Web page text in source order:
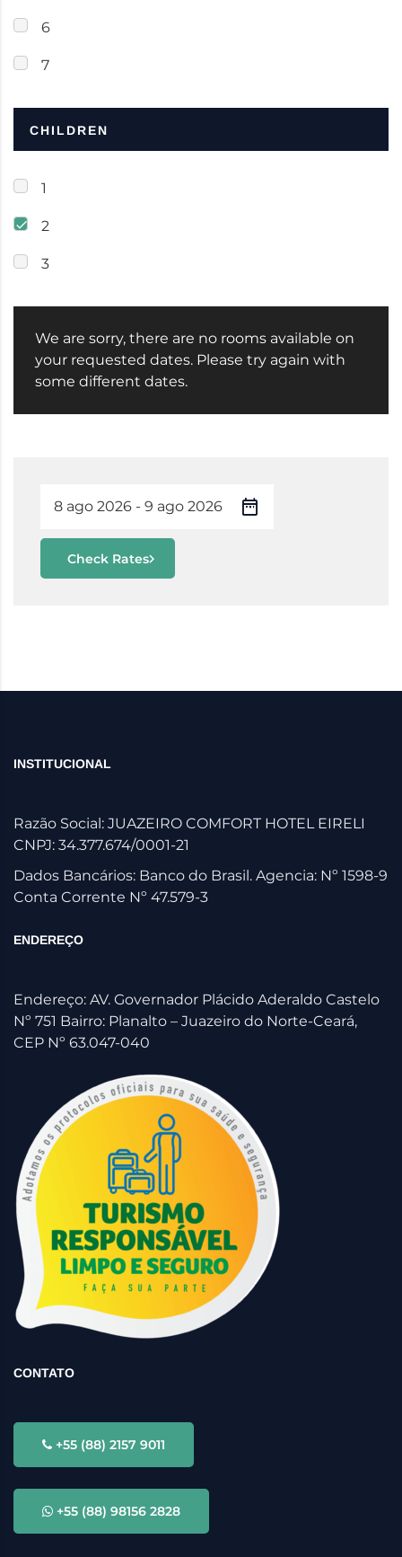
6
7
CHILDREN
1
2
3
We are sorry, there are no rooms available on
your requested dates. Please try again with
some different dates.
Check Rates
INSTITUCIONAL
Razão Social: JUAZEIRO COMFORT HOTEL EIRELI
CNPJ: 34.377.674/0001-21
Dados Bancários: Banco do Brasil. Agencia: Nº 1598-9
Conta Corrente Nº 47.579-3
ENDEREÇO
Endereço: AV. Governador Plácido Aderaldo Castelo
Nº 751 Bairro: Planalto – Juazeiro do Norte-Ceará,
CEP Nº 63.047-040
CONTATO
+55 (88) 2157 9011
+55 (88) 98156 2828